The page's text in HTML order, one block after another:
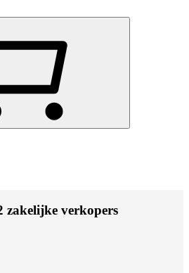
zakelijke verkopers